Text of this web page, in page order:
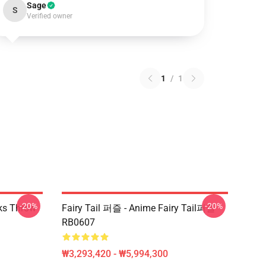
S Sage
Verified owner
1 / 1
Throw
-20%
Fairy Tail 퍼즐 - Anime Fairy Tail퍼즐
RB0607
₩3,293,420 - ₩5,994,300
-20%